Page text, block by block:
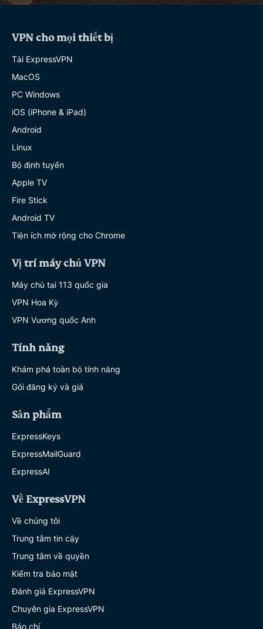
VPN cho mọi thiết bị
Tải ExpressVPN
MacOS
PC Windows
iOS (iPhone & iPad)
Android
Linux
Bộ định tuyến
Apple TV
Fire Stick
Android TV
Tiện ích mở rộng cho Chrome
Vị trí máy chủ VPN
Máy chủ tại 113 quốc gia
VPN Hoa Kỳ
VPN Vương quốc Anh
Tính năng
Khám phá toàn bộ tính năng
Gói đăng ký và giá
Sản phẩm
ExpressKeys
ExpressMailGuard
ExpressAI
Về ExpressVPN
Về chúng tôi
Trung tâm tin cậy
Trung tâm về quyền
Kiểm tra bảo mật
Đánh giá ExpressVPN
Chuyên gia ExpressVPN
Báo chí